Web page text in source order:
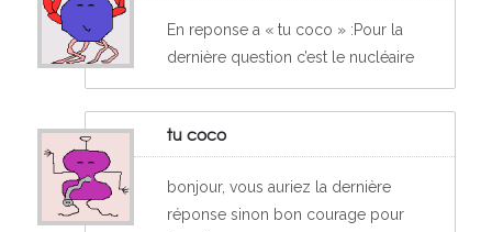
En reponse a « tu coco » :Pour la
dernière question c’est le nucléaire
tu coco
bonjour, vous auriez la dernière
réponse sinon bon courage pour